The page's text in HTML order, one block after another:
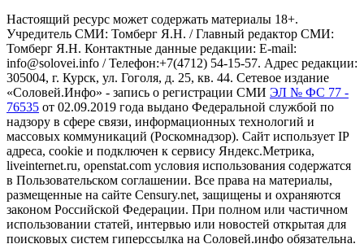
Настоящий ресурс может содержать материалы 18+.
Учредитель СМИ: Томберг Я.Н. / Главный редактор СМИ:
Томберг Я.Н. Контактные данные редакции: E-mail:
info@solovei.info / Телефон:+7(4712) 54-15-57. Адрес редакции:
305004, г. Курск, ул. Гоголя, д. 25, кв. 44. Сетевое издание
«Соловей.Инфо» - запись о регистрации СМИ ЭЛ № ФС 77 -
76535 от 02.09.2019 года выдано Федеральной службой по
надзору в сфере связи, информационных технологий и
массовых коммуникаций (Роскомнадзор). Сайт использует IP
адреса, cookie и подключен к сервису Яндекс.Метрика,
liveinternet.ru, openstat.com условия использования содержатся
в Пользовательском соглашении. Все права на материалы,
размещенные на сайте Censury.net, защищены и охраняются
законом Российской Федерации. При полном или частичном
использовании статей, интервью или новостей открытая для
поисковых систем гиперссылка на Соловей.инфо обязательна.